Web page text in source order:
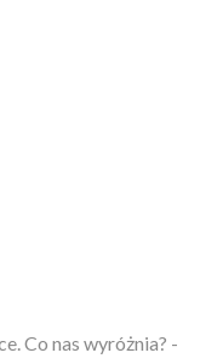
Co nas wyróżnia? -